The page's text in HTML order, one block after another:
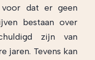
dat er geen
bestaan over
zijn van
jaren. Tevens kan